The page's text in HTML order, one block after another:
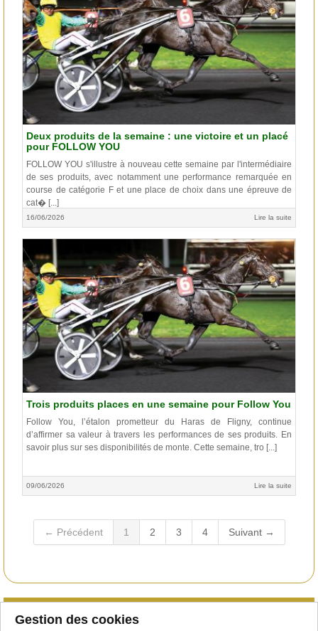
Deux produits de la semaine : une victoire et un placé
pour FOLLOW YOU
FOLLOW YOU s'illustre à nouveau cette semaine par l'intermédiaire
de ses produits, avec notamment une performance remarquée en
course de catégorie F et une place de choix dans une épreuve de
cat� [...]
16/06/2026 Lire la suite
Trois produits places en une semaine pour Follow You
Follow You, l’étalon prometteur du Haras de Fligny, continue
d’affirmer sa valeur à travers les performances de ses produits. En
savoir plus sur ses disponibilités de monte. Cette semaine, tro [...]
09/06/2026 Lire la suite
← Précédent 1 2 3 4 Suivant →
Qu'est-ce que le club
Courtiers/étalonniers
Gestion des cookies